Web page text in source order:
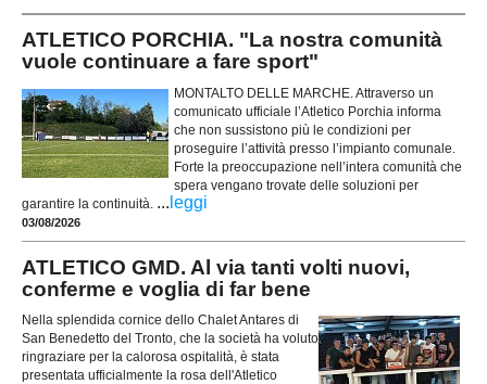
ATLETICO PORCHIA. "La nostra comunità
vuole continuare a fare sport"
MONTALTO DELLE MARCHE. Attraverso un
comunicato ufficiale l’Atletico Porchia informa
che non sussistono più le condizioni per
proseguire l’attività presso l’impianto comunale.
Forte la preoccupazione nell’intera comunità che
spera vengano trovate delle soluzioni per
garantire la continuità. ... leggi
03/08/2026
ATLETICO GMD. Al via tanti volti nuovi,
conferme e voglia di far bene
Nella splendida cornice dello Chalet Antares di
San Benedetto del Tronto, che la società ha voluto
ringraziare per la calorosa ospitalità, è stata
presentata ufficialmente la rosa dell'Atletico